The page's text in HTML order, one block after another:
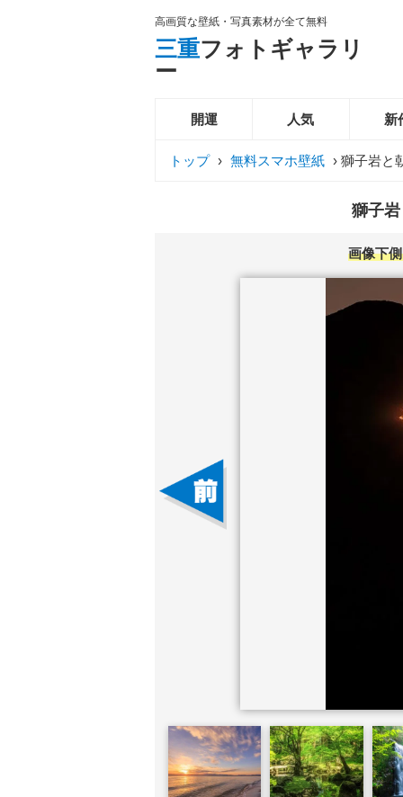
高画質な壁紙・写真素材が全て無料
三重フォトギャラリ
ー
開運 人気 新
トップ › 無料スマホ壁紙 › 獅子岩と
獅子
画像下